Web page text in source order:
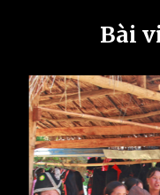
Bài